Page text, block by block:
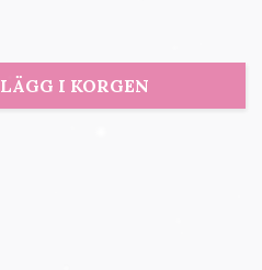
LÄGG I KORGEN